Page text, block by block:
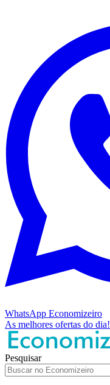
WhatsApp Economizeiro
As melhores ofertas do dia!
Pesquisar